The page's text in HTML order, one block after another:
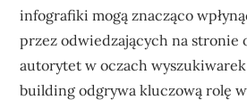
infografiki mogą znacząco
przez odwiedzających na stronie
autorytet w oczach
building odgrywa kluczową rolę